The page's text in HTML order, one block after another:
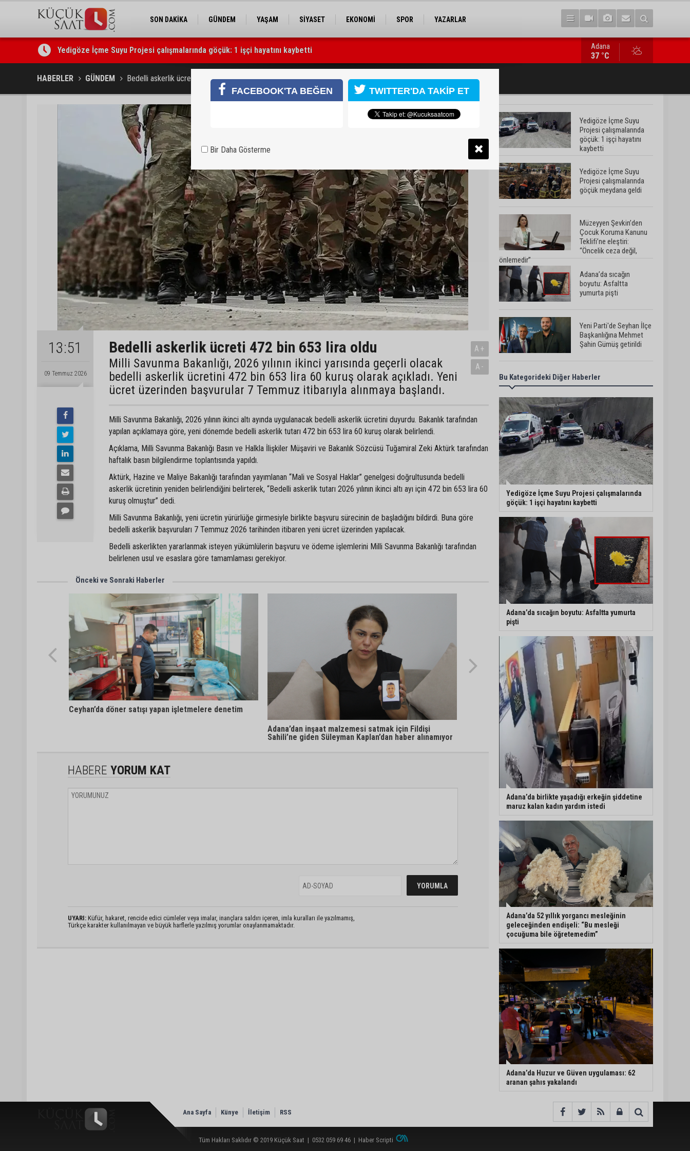
SON DAKİKA GÜNDEM YAŞAM SİYASET EKONOMİ SPOR YAZARLAR
Yedigöze İçme Suyu Projesi çalışmalarında göçük: 1 işçi hayatını kaybetti
Müzeyyen Şevkin’den Çocuk Koruma Kanunu Teklifi’ne
Adana
37 °C
HABERLER GÜNDEM Bedelli askerlik ücreti 472 bin 653 lira oldu
13:51
09 Temmuz 2026
Bedelli askerlik ücreti 472 bin 653 lira oldu
Milli Savunma Bakanlığı, 2026 yılının ikinci yarısında geçerli olacak
bedelli askerlik ücretini 472 bin 653 lira 60 kuruş olarak açıkladı. Yeni
ücret üzerinden başvurular 7 Temmuz itibarıyla alınmaya başlandı.
A+
A-
Milli Savunma Bakanlığı, 2026 yılının ikinci altı ayında uygulanacak bedelli askerlik ücretini duyurdu. Bakanlık tarafından
yapılan açıklamaya göre, yeni dönemde bedelli askerlik tutarı 472 bin 653 lira 60 kuruş olarak belirlendi.
Açıklama, Milli Savunma Bakanlığı Basın ve Halkla İlişkiler Müşaviri ve Bakanlık Sözcüsü Tuğamiral Zeki Aktürk tarafından
haftalık basın bilgilendirme toplantısında yapıldı.
Aktürk, Hazine ve Maliye Bakanlığı tarafından yayımlanan “Mali ve Sosyal Haklar” genelgesi doğrultusunda bedelli
askerlik ücretinin yeniden belirlendiğini belirterek, “Bedelli askerlik tutarı 2026 yılının ikinci altı ayı için 472 bin 653 lira 60
kuruş olmuştur” dedi.
Milli Savunma Bakanlığı, yeni ücretin yürürlüğe girmesiyle birlikte başvuru sürecinin de başladığını bildirdi. Buna göre
bedelli askerlik başvuruları 7 Temmuz 2026 tarihinden itibaren yeni ücret üzerinden yapılacak.
Bedelli askerlikten yararlanmak isteyen yükümlülerin başvuru ve ödeme işlemlerini Milli Savunma Bakanlığı tarafından
belirlenen usul ve esaslara göre tamamlaması gerekiyor.
Önceki ve Sonraki Haberler
Ceyhan’da döner satışı yapan işletmelere denetim
Adana’dan inşaat malzemesi satmak için Fildişi
Sahili’ne giden Süleyman Kaplan’dan haber alınamıyor
HABERE YORUM KAT
UYARI: Küfür, hakaret, rencide edici cümleler veya imalar, inançlara saldırı içeren, imla kuralları ile yazılmamış,
Türkçe karakter kullanılmayan ve büyük harflerle yazılmış yorumlar onaylanmamaktadır.
Yedigöze İçme Suyu
Projesi çalışmalarında
göçük: 1 işçi hayatını
kaybetti
Yedigöze İçme Suyu
Projesi çalışmalarında
göçük meydana geldi
Müzeyyen Şevkin’den
Çocuk Koruma Kanunu
Teklifi’ne eleştiri:
“Öncelik ceza değil,
önlemedir”
Adana’da sıcağın
boyutu: Asfaltta
yumurta pişti
Yeni Parti'de Seyhan İlçe
Başkanlığına Mehmet
Şahin Gümüş getirildi
Adanalı araştırmacı
Burhan Eptemli CHP’de
başkan yardımcısı oldu
Adana’da birlikte
yaşadığı erkeğin
şiddetine maruz kalan
kadın yardım istedi
Adana’da özel bir sergi:
“Damla’nın Fırçası”
sanatseverlerle buluştu
Adana’da 52 yıllık
yorgancı mesleğinin
geleceğinden endişeli:
“Bu mesleği çocuğuma
bile öğretemedim”
Adana’da Huzur ve
Güven uygulaması: 62
aranan şahıs yakalandı
Bu Kategorideki Diğer Haberler
Yedigöze İçme Suyu Projesi çalışmalarında
göçük: 1 işçi hayatını kaybetti
Adana’da sıcağın boyutu: Asfaltta yumurta
pişti
Adana’da birlikte yaşadığı erkeğin şiddetine
maruz kalan kadın yardım istedi
Adana’da 52 yıllık yorgancı mesleğinin
geleceğinden endişeli: “Bu mesleği
çocuğuma bile öğretemedim”
Adana’da Huzur ve Güven uygulaması: 62
aranan şahıs yakalandı
Ana Sayfa Künye İletişim RSS
Tüm Hakları Saklıdır © 2019 Küçük Saat | 0532 059 69 46 | Haber Scripti
FACEBOOK'TA BEĞEN TWITTER'DA TAKİP ET
Bir Daha Gösterme